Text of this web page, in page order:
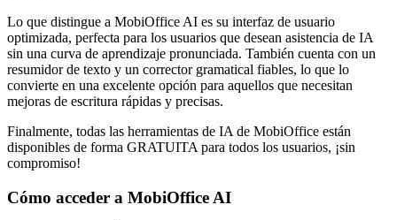
Lo que distingue a MobiOffice AI es su interfaz de usuario
optimizada, perfecta para los usuarios que desean asistencia de IA
sin una curva de aprendizaje pronunciada. También cuenta con un
resumidor de texto y un corrector gramatical fiables, lo que lo
convierte en una excelente opción para aquellos que necesitan
mejoras de escritura rápidas y precisas.
Finalmente, todas las herramientas de IA de MobiOffice están
disponibles de forma GRATUITA para todos los usuarios, ¡sin
compromiso!
Cómo acceder a MobiOffice AI